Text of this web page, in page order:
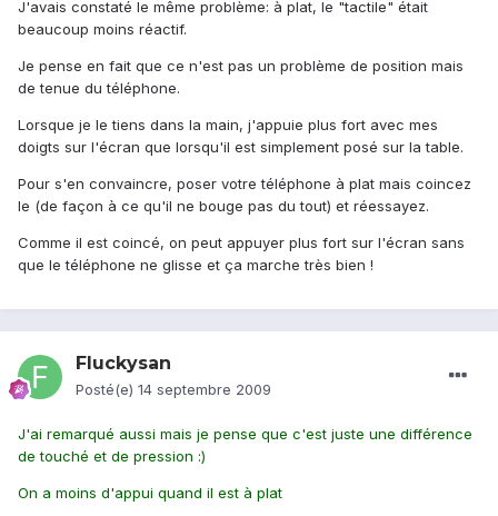
J'avais constaté le même problème: à plat, le "tactile" était
beaucoup moins réactif.
Je pense en fait que ce n'est pas un problème de position mais
de tenue du téléphone.
Lorsque je le tiens dans la main, j'appuie plus fort avec mes
doigts sur l'écran que lorsqu'il est simplement posé sur la table.
Pour s'en convaincre, poser votre téléphone à plat mais coincez
le (de façon à ce qu'il ne bouge pas du tout) et réessayez.
Comme il est coincé, on peut appuyer plus fort sur l'écran sans
que le téléphone ne glisse et ça marche très bien !
Fluckysan
Posté(e) 14 septembre 2009
J'ai remarqué aussi mais je pense que c'est juste une différence
de touché et de pression :)
On a moins d'appui quand il est à plat